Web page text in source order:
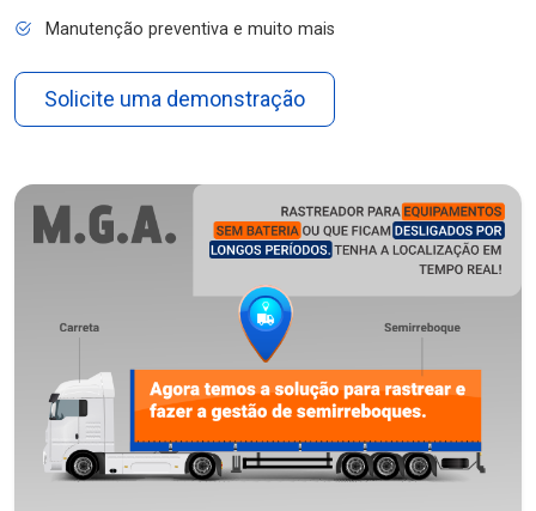
Manutenção preventiva e muito mais
Solicite uma demonstração